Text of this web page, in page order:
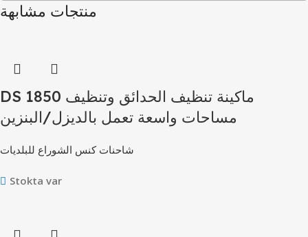
منتجات مشابهة
DS 1850 ماكينة تنظيف الحدائق وتنظيف
مساحات واسعة تعمل بالديزل/البنزين
شاحنات كنس الشوراع للبلديات
Stokta var